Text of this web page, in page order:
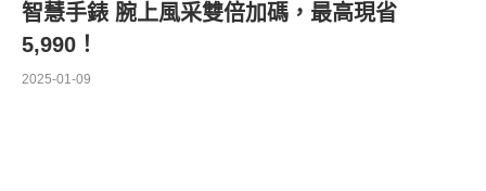
智慧手錶 腕上風采雙倍加碼，最高現省
5,990！
2025-01-09